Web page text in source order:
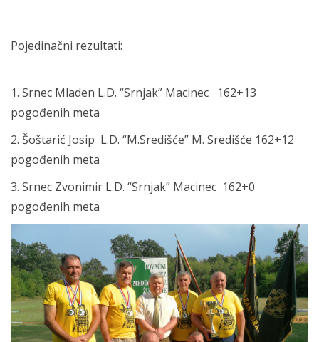
Pojedinačni rezultati:
1. Srnec Mladen L.D. “Srnjak” Macinec 162+13
pogođenih meta
2. Šoštarić Josip L.D. “M.Središće” M. Središće 162+12
pogođenih meta
3. Srnec Zvonimir L.D. “Srnjak” Macinec 162+0
pogođenih meta